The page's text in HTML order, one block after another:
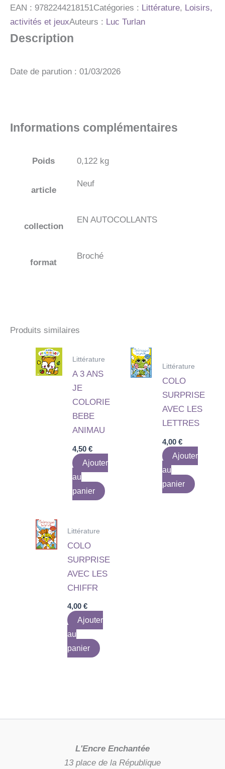
DE
PAQUES
EAN : 9782244218151Catégories : Littérature, Loisirs,
activités et jeuxAuteurs : Luc Turlan
Description
Date de parution : 01/03/2026
Informations complémentaires
Poids 0,122 kg
article
Neuf
collection
EN AUTOCOLLANTS
format
Broché
Produits similaires
Littérature
A 3 ANS
JE
COLORIE
BEBE
ANIMAU
4,50€
Ajouter
au
panier
Littérature
COLO
SURPRISE
AVEC LES
LETTRES
4,00 €
Ajouter
au
panier
Littérature
COLO
SURPRISE
AVEC LES
CHIFFR
4,00€
Ajouter
au
panier
L'Encre Enchantée
13 place de la République